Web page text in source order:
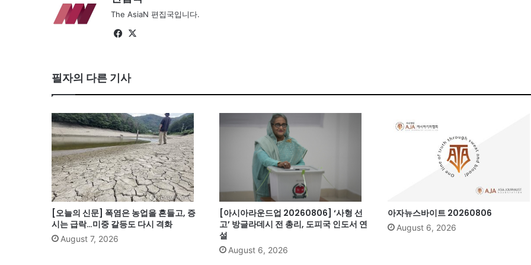
The AsiaN 편집국입니다.
Fa
ok
필자의 다른 기사
[오늘의 신문] 폭염은 농업을 흔들고, 증
시는 급락…미중 갈등도 다시 격화
August 7, 2026
[아시아라운드업 20260806] ‘사형 선
고’ 방글라데시 전 총리, 도피국 인도서 연
설
August 6, 2026
아자뉴스바이트 20260806
August 6, 2026